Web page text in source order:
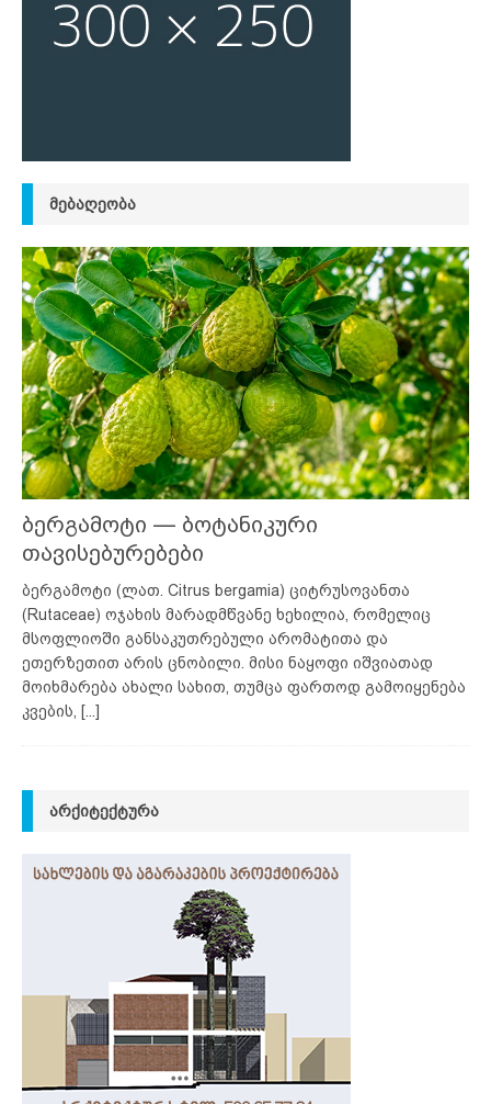
ᲛᲔᲑᲐᲦᲔᲝᲑᲐ
ბერგამოტი — ბოტანიკური
თავისებურებები
ბერგამოტი (ლათ. Citrus bergamia) ციტრუსოვანთა
(Rutaceae) ოჯახის მარადმწვანე ხეხილია, რომელიც
მსოფლიოში განსაკუთრებული არომატითა და
ეთერზეთით არის ცნობილი. მისი ნაყოფი იშვიათად
მოიხმარება ახალი სახით, თუმცა ფართოდ გამოიყენება
კვების, [...]
ᲐᲠᲥᲘᲢᲔᲥᲢᲣᲠᲐ